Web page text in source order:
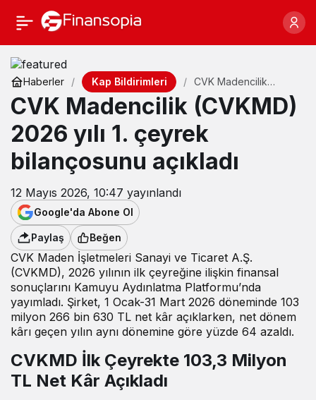
Haberler Kap Bildirimleri
CVK Madencilik
(CVKMD) 2026 yılı 1.
çeyrek bilançosunu
açıkladı
CVK Madencilik (CVKMD)
2026 yılı 1. çeyrek
bilançosunu açıkladı
12 Mayıs 2026, 10:47 yayınlandı
Google'da Abone Ol
Paylaş Beğen
CVK Maden İşletmeleri Sanayi ve Ticaret A.Ş.
(CVKMD), 2026 yılının ilk çeyreğine ilişkin finansal
sonuçlarını Kamuyu Aydınlatma Platformu’nda
yayımladı. Şirket, 1 Ocak-31 Mart 2026 döneminde 103
milyon 266 bin 630 TL net kâr açıklarken, net dönem
kârı geçen yılın aynı dönemine göre yüzde 64 azaldı.
CVKMD İlk Çeyrekte 103,3 Milyon
TL Net Kâr Açıkladı